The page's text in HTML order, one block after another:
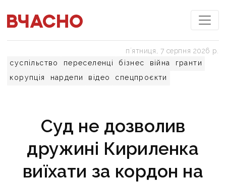
суспільство переселенці бізнес війна
гранти
корупція
нардепи відео спецпроєкти
пʼятниця, 7 серпня 2026 р.
Суд не дозволив
дружині Кириленка
виїхати за кордон на